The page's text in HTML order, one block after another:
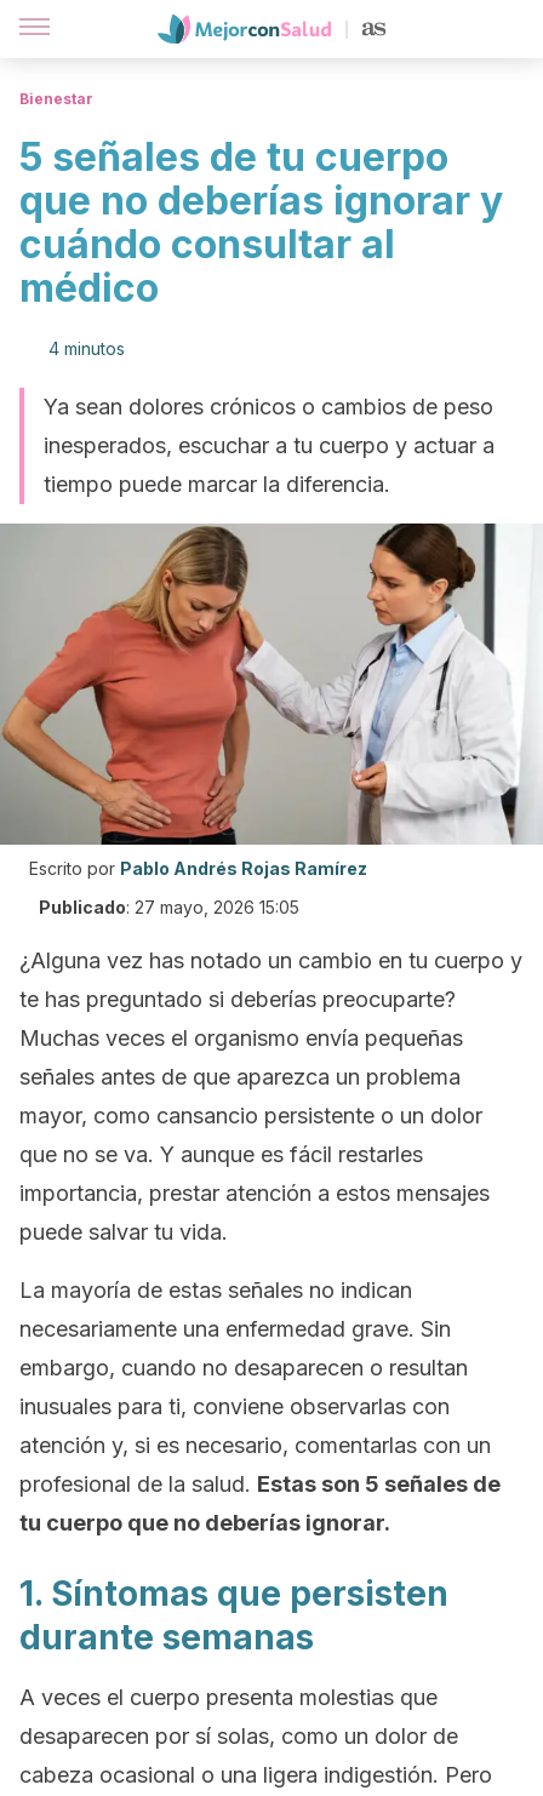
Bienestar
5 señales de tu cuerpo
que no deberías ignorar y
cuándo consultar al
médico
4 minutos
Ya sean dolores crónicos o cambios de peso
inesperados, escuchar a tu cuerpo y actuar a
tiempo puede marcar la diferencia.
Escrito por Pablo Andrés Rojas Ramírez
Publicado: 27 mayo, 2026 15:05
¿Alguna vez has notado un cambio en tu cuerpo y
te has preguntado si deberías preocuparte?
Muchas veces el organismo envía pequeñas
señales antes de que aparezca un problema
mayor, como cansancio persistente o un dolor
que no se va. Y aunque es fácil restarles
importancia, prestar atención a estos mensajes
puede salvar tu vida.
La mayoría de estas señales no indican
necesariamente una enfermedad grave. Sin
embargo, cuando no desaparecen o resultan
inusuales para ti, conviene observarlas con
atención y, si es necesario, comentarlas con un
profesional de la salud. Estas son 5 señales de
tu cuerpo que no deberías ignorar.
1. Síntomas que persisten
durante semanas
A veces el cuerpo presenta molestias que
desaparecen por sí solas, como un dolor de
cabeza ocasional o una ligera indigestión. Pero